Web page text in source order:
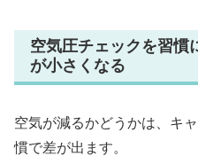
空気圧チェックを習慣
が小さくなる
空気が減るかどうかは、キ
慣で差が出ます。